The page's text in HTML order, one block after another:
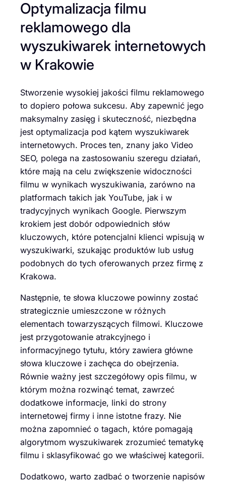
Optymalizacja filmu
reklamowego dla
wyszukiwarek internetowych
w Krakowie
Stworzenie wysokiej jakości filmu reklamowego
to dopiero połowa sukcesu. Aby zapewnić jego
maksymalny zasięg i skuteczność, niezbędna
jest optymalizacja pod kątem wyszukiwarek
internetowych. Proces ten, znany jako Video
SEO, polega na zastosowaniu szeregu działań,
które mają na celu zwiększenie widoczności
filmu w wynikach wyszukiwania, zarówno na
platformach takich jak YouTube, jak i w
tradycyjnych wynikach Google. Pierwszym
krokiem jest dobór odpowiednich słów
kluczowych, które potencjalni klienci wpisują w
wyszukiwarki, szukając produktów lub usług
podobnych do tych oferowanych przez firmę z
Krakowa.
Następnie, te słowa kluczowe powinny zostać
strategicznie umieszczone w różnych
elementach towarzyszących filmowi. Kluczowe
jest przygotowanie atrakcyjnego i
informacyjnego tytułu, który zawiera główne
słowa kluczowe i zachęca do obejrzenia.
Równie ważny jest szczegółowy opis filmu, w
którym można rozwinąć temat, zawrzeć
dodatkowe informacje, linki do strony
internetowej firmy i inne istotne frazy. Nie
można zapomnieć o tagach, które pomagają
algorytmom wyszukiwarek zrozumieć tematykę
filmu i sklasyfikować go we właściwej kategorii.
Dodatkowo, warto zadbać o tworzenie napisów